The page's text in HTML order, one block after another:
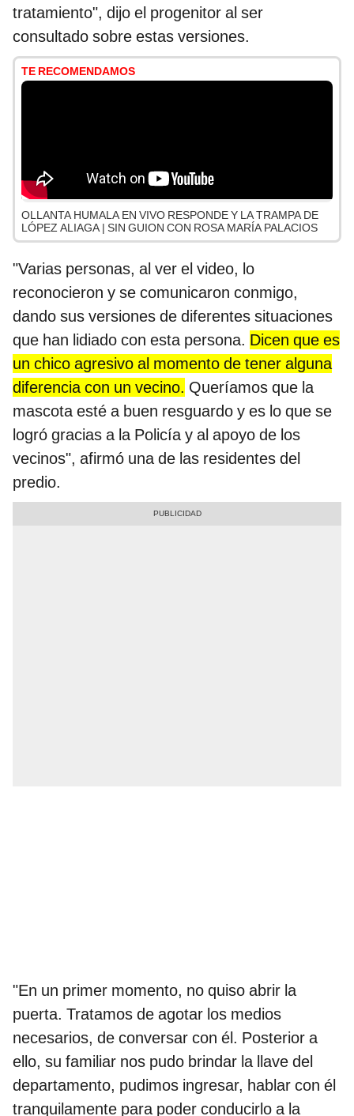
tratamiento", dijo el progenitor al ser
consultado sobre estas versiones.
TE RECOMENDAMOS
OLLANTA HUMALA EN VIVO RESPONDE Y LA TRAMPA DE
LÓPEZ ALIAGA | SIN GUION CON ROSA MARÍA PALACIOS
"Varias personas, al ver el video, lo
reconocieron y se comunicaron conmigo,
dando sus versiones de diferentes situaciones
que han lidiado con esta persona. Dicen que es
un chico agresivo al momento de tener alguna
diferencia con un vecino. Queríamos que la
mascota esté a buen resguardo y es lo que se
logró gracias a la Policía y al apoyo de los
vecinos", afirmó una de las residentes del
predio.
"En un primer momento, no quiso abrir la
puerta. Tratamos de agotar los medios
necesarios, de conversar con él. Posterior a
ello, su familiar nos pudo brindar la llave del
departamento, pudimos ingresar, hablar con él
tranquilamente para poder conducirlo a la